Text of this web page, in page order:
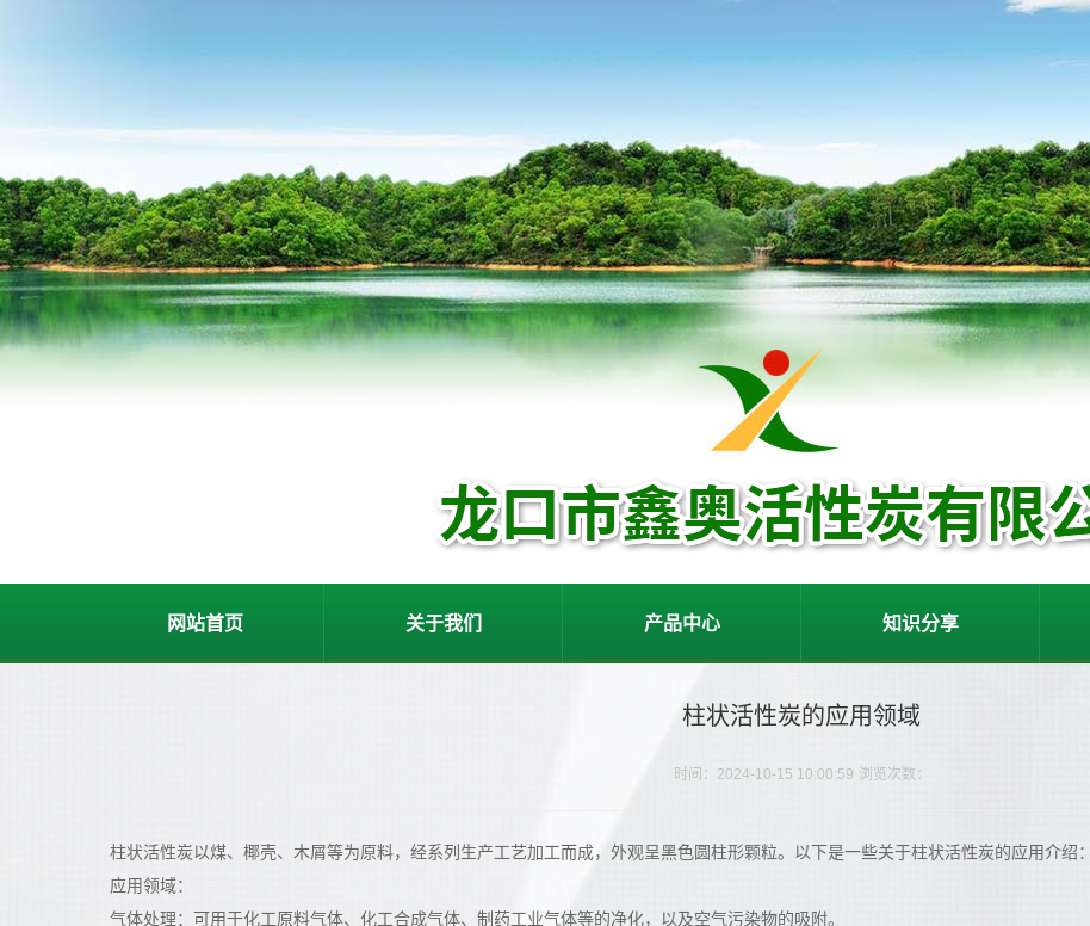
网站首页 关于我们 产品中心 知识分享
柱状活性炭的应用领域
时间：2024-10-15 10:00:59 浏览次数：
柱状活性炭以煤、椰壳、木屑等为原料，经系列生产工艺加工而成，外观呈黑色圆柱形颗粒。以下是一些关于柱状活性炭的应用介绍：
应用领域：
气体处理：可用于化工原料气体、化工合成气体、制药工业气体等的净化，以及空气污染物的吸附。